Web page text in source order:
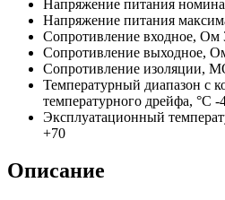
Напряжение питания
Напряжение питания
Сопротивление входное, Ом
Сопротивление выходное,
Сопротивление изоляции,
Температурный диапазон с
температурного дрейфа, °C -
Эксплуатационный
+70
Описание